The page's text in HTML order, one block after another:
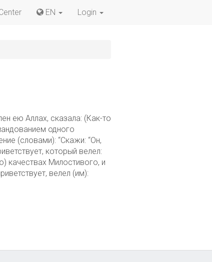
EN Login
ею Аллах, сказала: (Как-то
одного
(словами): “Скажи: “Он,
который велел:
качествах Милостивого, и
велел (им):